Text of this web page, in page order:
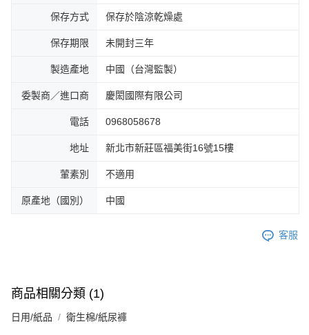
保存方式 保存於陰涼乾燥處
保存期限 未開封三年
製造產地 中國（台灣監製）
委製商／進口商 慶閎國際有限公司
電話 0968058678
地址 新北市新莊區福美街16號15樓
葷素別 不適用
原產地（國別） 中國
客服
商品相關分類 (1)
日用/紙品 衛生棉/紙尿褲